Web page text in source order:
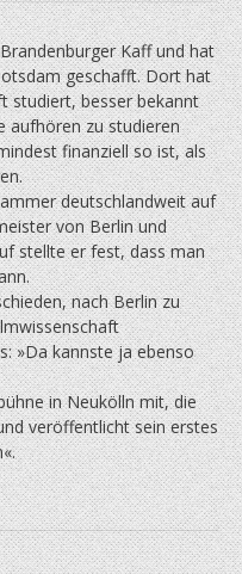
Kaff und hat
geschafft. Dort hat
studiert, besser bekannt
aufhören zu studieren
finanziell so ist, als
deutschlandweit auf
von Berlin und
stellte er fest, dass man
nach Berlin zu
»Da kannste ja ebenso
in Neukölln mit, die
veröffentlicht sein erstes